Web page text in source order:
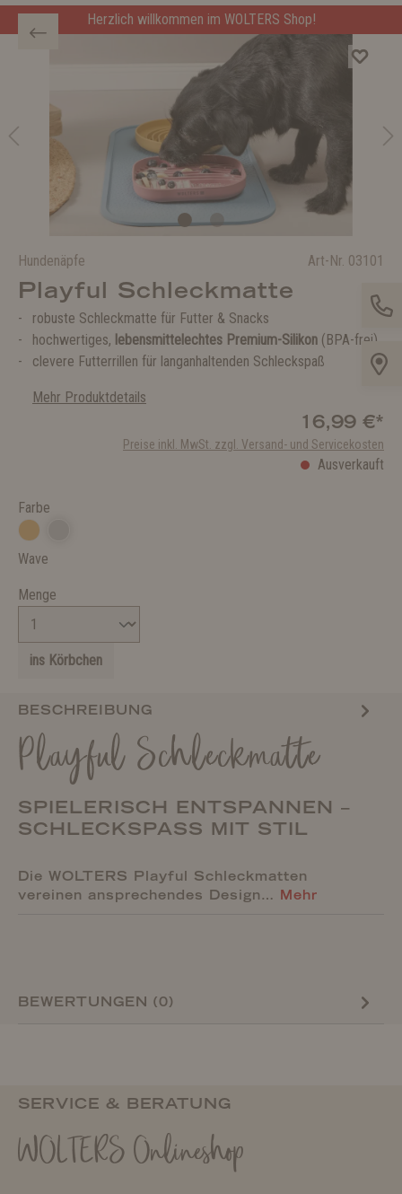
Herzlich willkommen im WOLTERS Shop!
Hundenäpfe Art-Nr. 03101
Playful Schleckmatte
robuste Schleckmatte für Futter & Snacks
hochwertiges, lebensmittelechtes Premium-Silikon (BPA-frei)
clevere Futterrillen für langanhaltenden Schleckspaß
Mehr Produktdetails
16,99 €*
Preise inkl. MwSt. zzgl. Versand- und Servicekosten
Ausverkauft
Farbe
Wave
Menge
ins Körbchen
BESCHREIBUNG
Playful Schleckmatte
SPIELERISCH ENTSPANNEN –
SCHLECKSPASS MIT STIL
Die WOLTERS Playful Schleckmatten
vereinen ansprechendes Design… Mehr
BEWERTUNGEN (0)
SERVICE & BERATUNG
WOLTERS Onlineshop